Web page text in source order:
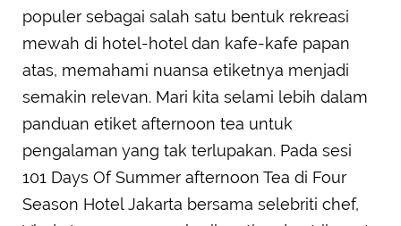
populer sebagai salah satu bentuk rekreasi
mewah di hotel-hotel dan kafe-kafe papan
atas, memahami nuansa etiketnya menjadi
semakin relevan. Mari kita selami lebih dalam
panduan etiket afternoon tea untuk
pengalaman yang tak terlupakan. Pada sesi
101 Days Of Summer afternoon Tea di Four
Season Hotel Jakarta bersama selebriti chef,